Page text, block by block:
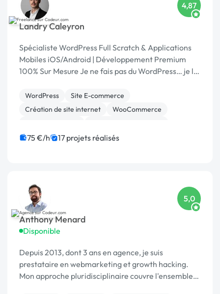
Landry Caleyron
4,87
Spécialiste WordPress Full Scratch & Applications
Mobiles iOS/Android | Développement Premium
100% Sur Mesure Je ne fais pas du WordPress… je le
poche
WordPress
Site E-commerce
Création de site internet
WooCommerce
Android
Application mobile
75 €/h 17 projets réalisés
Anthony Menard
Disponible
5,0
Depuis 2013, dont 3 ans en agence, je suis
prestataire en webmarketing et growth hacking.
Mon approche pluridisciplinaire couvre l'ensemble